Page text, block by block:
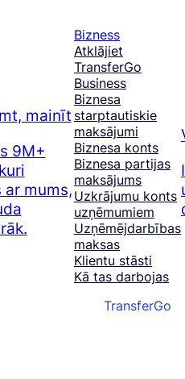
Virtuālā GoCard
Fiziskā GoCard
mainīt
9M+
ar mums,
Bizness
Atklājiet
TransferGo
Business
Biznesa
starptautiskie
maksājumi
Biznesa konts
Biznesa partijas
maksājums
Uzkrājumu konts
uzņēmumiem
Uzņēmējdarbības
maksas
Klientu stāsti
Kā tas darbojas
TransferGo